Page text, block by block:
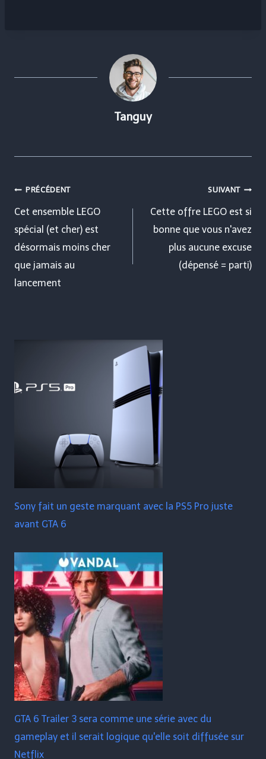
Tanguy
Navigation
de
l’article
PRÉCÉDENT
Cet ensemble LEGO
spécial (et cher) est
désormais moins cher
que jamais au
lancement
SUIVANT
Cette offre LEGO est si
bonne que vous n'avez
plus aucune excuse
(dépensé = parti)
Sony fait un geste marquant avec la PS5 Pro juste
avant GTA 6
GTA 6 Trailer 3 sera comme une série avec du
gameplay et il serait logique qu'elle soit diffusée sur
Netflix